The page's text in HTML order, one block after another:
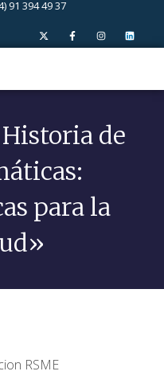
91 394 49 37
de
para la
RSME